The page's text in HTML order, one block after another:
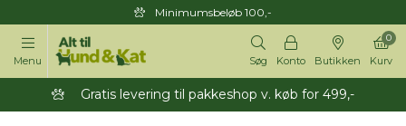
Minimumsbeløb 100,-
Menu Søg Konto Butikken Kurv
0
Gratis levering til pakkeshop v. køb for 499,-